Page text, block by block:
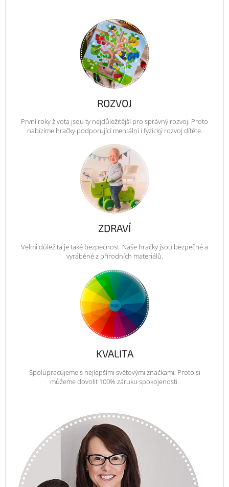
ROZVOJ
První roky života jsou ty nejdůležitější pro správný rozvoj. Proto
nabízíme hračky podporující mentální i fyzický rozvoj dítěte.
ZDRAVÍ
Velmi důležitá je také bezpečnost. Naše hračky jsou bezpečné a
vyráběné z přírodních materiálů.
KVALITA
Spolupracujeme s nejlepšími světovými značkami. Proto si
můžeme dovolit 100% záruku spokojenosti.